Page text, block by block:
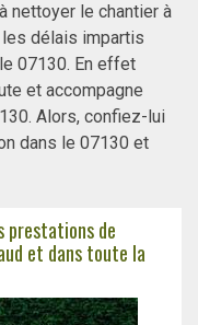
nettoyer le chantier à
délais impartis
07130. En effet
et accompagne
Alors, confiez-lui
dans le 07130 et
prestations de
et dans toute la